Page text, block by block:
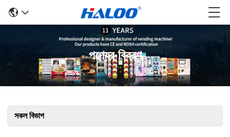
পণ্যের বিবরণ
সকল বিভাগ